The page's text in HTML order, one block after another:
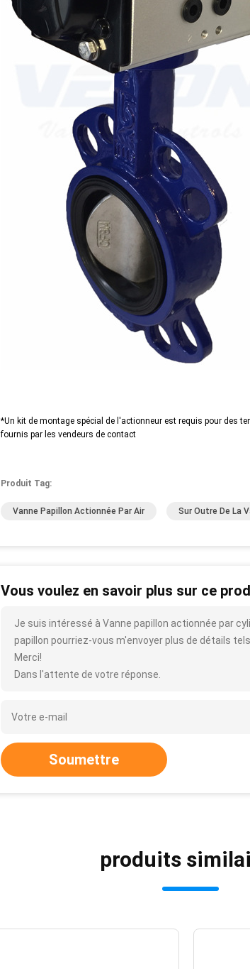
*Un kit de montage spécial de l'actionneur est requis pour des
fournis par les vendeurs de contact
Produit Tag:
Vanne Papillon Actionnée Par Air Sur Outre De La
Vous voulez en savoir plus sur ce
Je suis intéressé à Vanne papillon actionnée par
papillon pourriez-vous m'envoyer plus de détails
Merci!
Dans l'attente de votre réponse.
Soumettre
produits